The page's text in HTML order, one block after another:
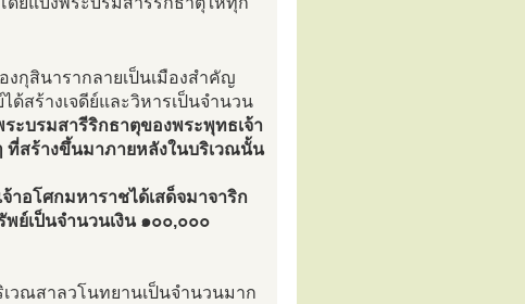
กุสินารากลายเป็นเมืองสำคัญ
สร้างเจดีย์และวิหารเป็นจำนวน
ะบรมสารีริกธาตุของพระพุทธเจ้า
สร้างขึ้นมาภายหลังในบริเวณนั้น
อโศกมหาราชได้เสด็จมาจาริก
ย์เป็นจำนวนเงิน ๑๐๐,๐๐๐
วณสาลวโนทยานเป็นจำนวนมาก